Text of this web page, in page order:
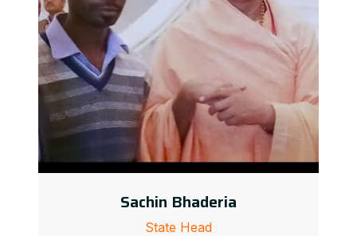
Sachin Bhaderia
State Head